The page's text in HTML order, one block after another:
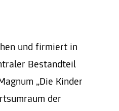
und firmiert in
Bestandteil
„Die Kinder
der